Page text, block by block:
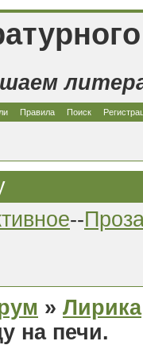
Правила Поиск
--
» Лирика
на печи.